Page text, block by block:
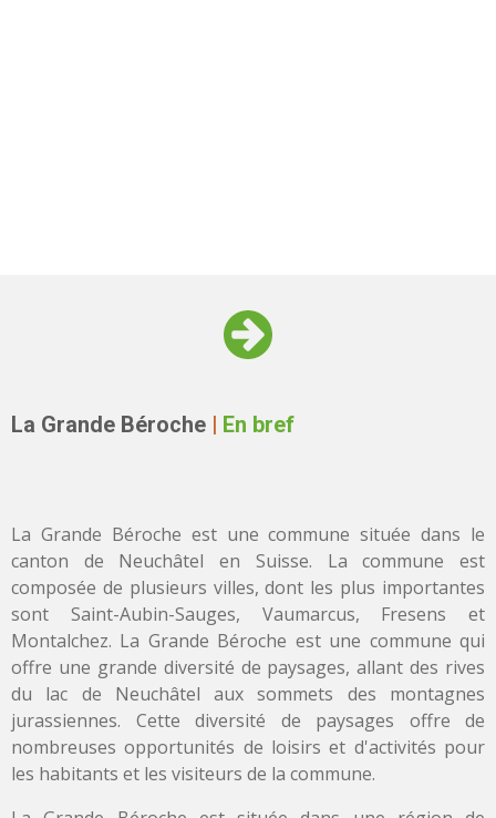
La Grande Béroche | En bref
La Grande Béroche est une commune située dans le
canton de Neuchâtel en Suisse. La commune est
composée de plusieurs villes, dont les plus importantes
sont Saint-Aubin-Sauges, Vaumarcus, Fresens et
Montalchez. La Grande Béroche est une commune qui
offre une grande diversité de paysages, allant des rives
du lac de Neuchâtel aux sommets des montagnes
jurassiennes. Cette diversité de paysages offre de
nombreuses opportunités de loisirs et d'activités pour
les habitants et les visiteurs de la commune.